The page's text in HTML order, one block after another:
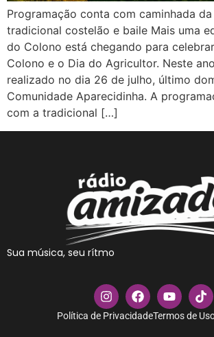
Programação conta com caminhada
tradicional costelão e baile Mais uma
do Colono está chegando para
Colono e o Dia do Agricultor. Neste
realizado no dia 26 de julho, último
Comunidade Aparecidinha. A
com a tradicional […]
Sua música, seu rítmo
Política de PrivacidadeTermos de